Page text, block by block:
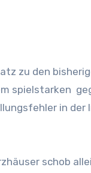
spielstarken
in der
schob